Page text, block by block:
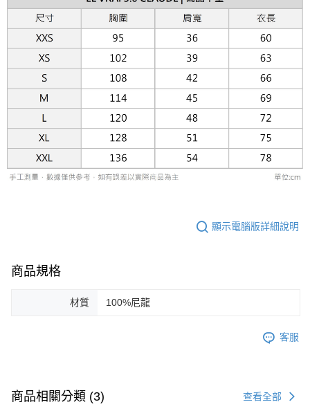
※ 交易是否成功請以「AFTEE先享後付 」之結帳頁面顯示為準，若有關於
是否繳費成功／繳費後需取消欲退款等相關疑問，請聯繫「AFTEE先享後付
客戶支援中心」
https://netprotections.freshdesk.com/support/home
【注意事項】
１．透過由恩沛科技股份有限公司提供之「AFTEE先享後付」服務完成之交
易，需依本服務之必要範圍內提供個人資料，並將交易相關給付款項請求債
２．關於個人資料處理事宜，請瀏覽以下網址：
https://aftee.tw/terms/#terms3
３．未成年的使用者請事先徵得法定代理人或監護人之同意方可使用
「AFTEE先享後付」，若未經同意申辦者引起之損失，本公司不負相關責
任。
４．使用「AFTEE先享後付」時，將依據個別帳號之用戶狀況，依本公司即
恩沛科技股份有限公司將有權停止該用戶之使用額度並採取法律行動。
顯示電腦版詳細說明
商品規格
材質 100%尼龍
客服
商品相關分類 (3) 查看全部